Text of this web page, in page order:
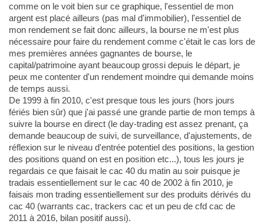
comme on le voit bien sur ce graphique, l'essentiel de mon
argent est placé ailleurs (pas mal d'immobilier), l'essentiel de
mon rendement se fait donc ailleurs, la bourse ne m'est plus
nécessaire pour faire du rendement comme c'était le cas lors de
mes premières années gagnantes de bourse, le
capital/patrimoine ayant beaucoup grossi depuis le départ, je
peux me contenter d'un rendement moindre qui demande moins
de temps aussi.
De 1999 à fin 2010, c'est presque tous les jours (hors jours
fériés bien sûr) que j'ai passé une grande partie de mon temps à
suivre la bourse en direct (le day-trading est assez prenant, ça
demande beaucoup de suivi, de surveillance, d'ajustements, de
réflexion sur le niveau d'entrée potentiel des positions, la gestion
des positions quand on est en position etc...), tous les jours je
regardais ce que faisait le cac 40 du matin au soir puisque je
tradais essentiellement sur le cac 40 de 2002 à fin 2010, je
faisais mon trading essentiellement sur des produits dérivés du
cac 40 (warrants cac, trackers cac et un peu de cfd cac de
2011 à 2016, bilan positif aussi).